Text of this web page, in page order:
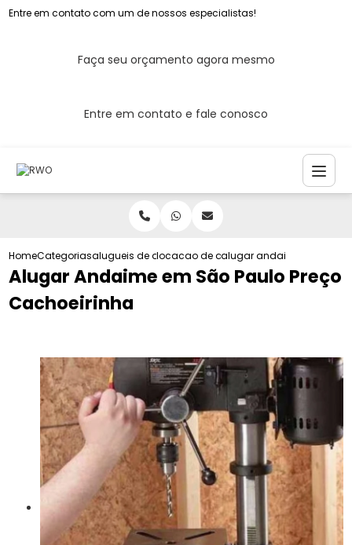
Entre em contato com um de nossos especialistas!
Faça seu orçamento agora mesmo
Entre em contato e fale conosco
HomeCategoriasalugueis de andaimeslocacao de andaimesalugar andaime em sao
Alugar Andaime em São Paulo Preço
Cachoeirinha